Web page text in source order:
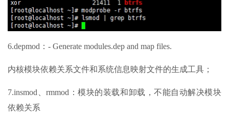
6.depmod：- Generate modules.dep and map files.
内核模块依赖关系文件和系统信息映射文件的生成工具；
7.insmod、rmmod：模块的装载和卸载，不能自动解决模块
依赖关系